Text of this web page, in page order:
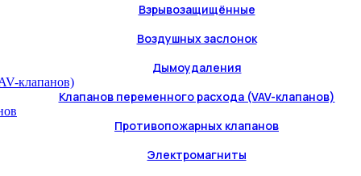
Взрывозащищённые
Воздушных заслонок
Дымоудаления
Клапанов переменного расхода (VAV-клапанов)
Противопожарных клапанов
Электромагниты